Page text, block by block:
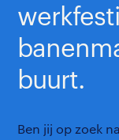
buurt.
Ben jij op zoek